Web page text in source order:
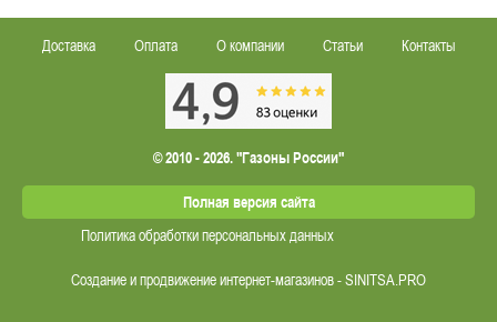
Доставка Оплата О компании Статьи Контакты
© 2010 - 2026. "Газоны России"
Полная версия сайта
Политика обработки персональных данных
Создание и продвижение интернет-магазинов - SINITSA.PRO